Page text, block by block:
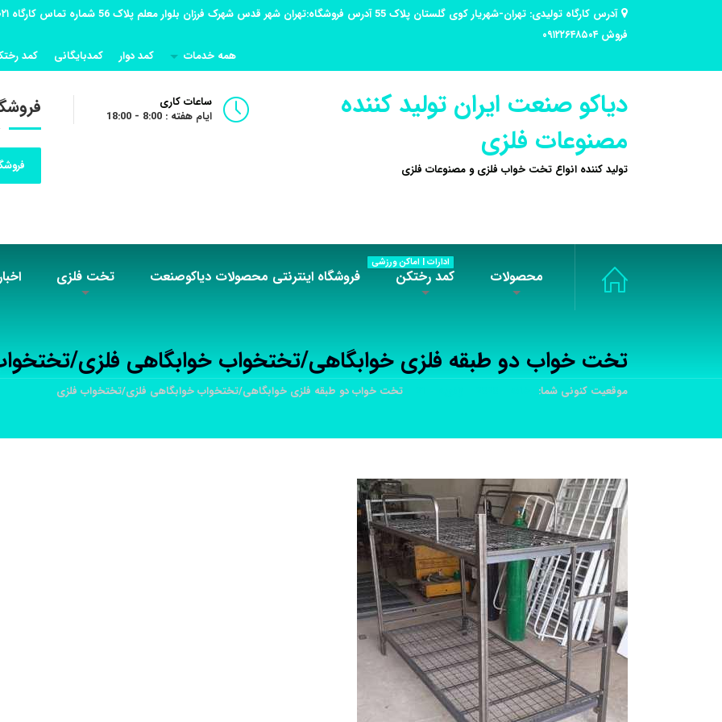
فروش ۰۹۱۲۲۶۴۸۵۰۴
همه خدمات
کمد دوار کمدبایگانی کمد
دیاکو صنعت ایران تولید کننده
مصنوعات فلزی
تولید کننده انواع تخت خواب فلزی و مصنوعات فلزی
ساعات کاری
ایام هفته : 8:00 - 18:00
محصولات کمد رختکن
ادارات | اماکن ورزشی
فروشگاه اینترنتی محصولات دیاکوصنعت تخت فلزی
تخت خواب دو طبقه فلزی خوابگاهی/تختخواب خوابگاهی فلزی/
موقعیت کنونی شما: تخت خواب دو طبقه فلزی خوابگاهی/تختخواب خوابگاهی فلزی/تختخواب فلزی